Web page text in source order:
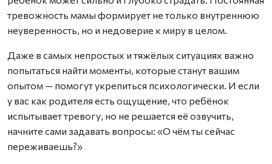
тревожность мамы формирует не только внутреннюю
неуверенность, но и недоверие к миру в целом.
Даже в самых непростых и тяжёлых ситуациях важно
попытаться найти моменты, которые станут вашим
опытом — помогут укрепиться психологически. И если
у вас как родителя есть ощущение, что ребёнок
испытывает тревогу, но не решается её озвучить,
начните сами задавать вопросы: «О чём ты сейчас
переживаешь?»